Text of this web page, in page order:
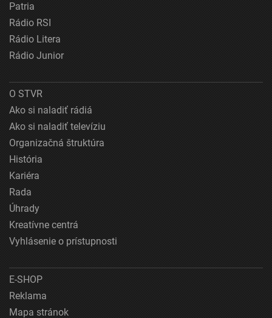
Patria
Rádio RSI
Rádio Litera
Rádio Junior
O STVR
Ako si naladiť rádiá
Ako si naladiť televíziu
Organizačná štruktúra
História
Kariéra
Rada
Úhrady
Kreatívne centrá
Vyhlásenie o prístupnosti
E-SHOP
Reklama
Mapa stránok